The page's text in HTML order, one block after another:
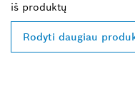
iš produktų
Rodyti daugiau